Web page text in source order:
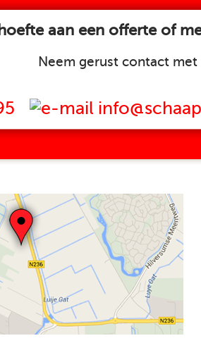
aan een offerte of
Neem gerust contact met